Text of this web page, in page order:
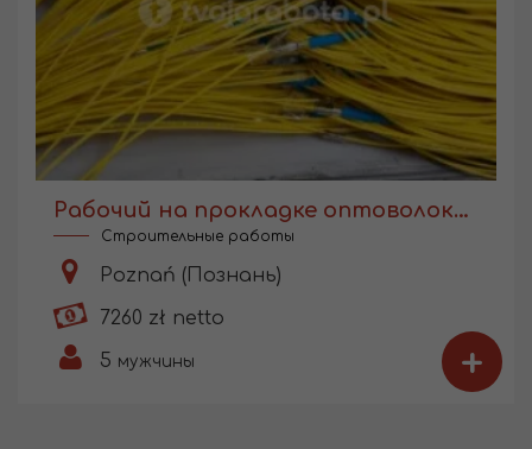
Рабочий на прокладке оптоволокна
Строительные работы
Poznań (Познань)
7260 zł netto
5 мужчины +